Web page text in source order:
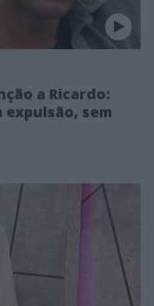
a Ricardo:
sem